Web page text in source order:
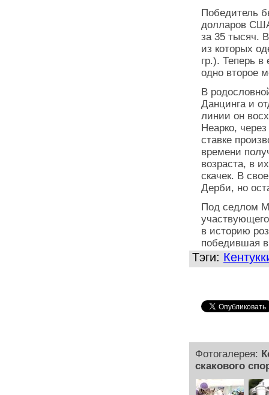
Победитель
долларов
за 35 тысяч.
из которых
гр.). Теперь в
одно второе
В
Данцинга и
линии он
Неарко,
ставке
времени
возраста, в
скачек. В
Дерби, но
Под седлом
в историю
победившая
Тэги:
Фотогалерея:
скакового